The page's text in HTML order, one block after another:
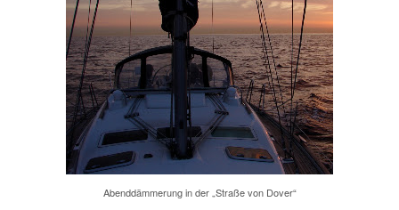
Abenddämmerung in der „Straße von Dover“